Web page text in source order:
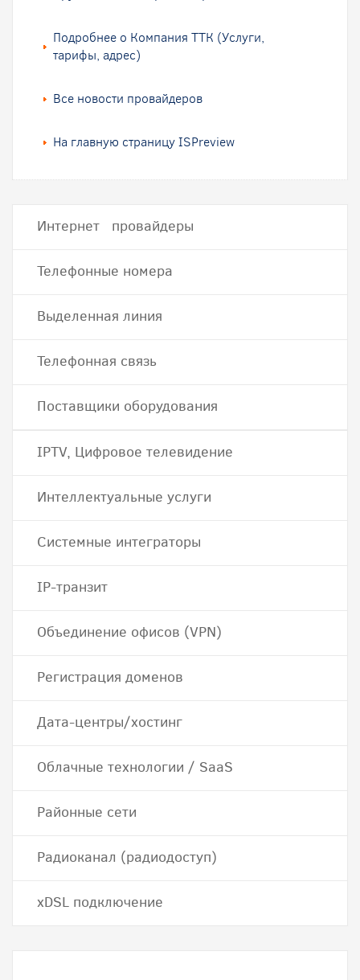
Подробнее о Компания ТТК (Услуги,
тарифы, адрес)
Все новости провайдеров
На главную страницу ISPreview
Интернет провайдеры
Телефонные номера
Выделенная линия
Телефонная связь
Поставщики оборудования
IPTV, Цифровое телевидение
Интеллектуальные услуги
Системные интеграторы
IP-транзит
Объединение офисов (VPN)
Регистрация доменов
Дата-центры/хостинг
Облачные технологии / SaaS
Районные сети
Радиоканал (радиодоступ)
хDSL подключение